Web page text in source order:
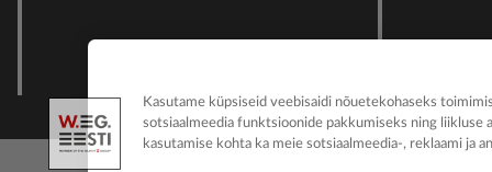
Kasutame küpsiseid veebisaidi nõuetekohaseks
sotsiaalmeedia funktsioonide pakkumiseks ning liikluse
kasutamise kohta ka meie sotsiaalmeedia-, reklaami ja